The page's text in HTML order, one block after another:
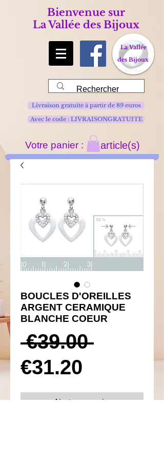
Bienvenue sur
La Vallée des Bijoux
La Vallée
des Bijoux
Avec le code : LIVRAISONGRATUITE
Livraison gratuite à partir de 89 euros
Votre panier : article(s)
BOUCLES D'OREILLES
ARGENT CERAMIQUE
BLANCHE COEUR
€39.00 Prix
original
€31.20
Ajouter au panier